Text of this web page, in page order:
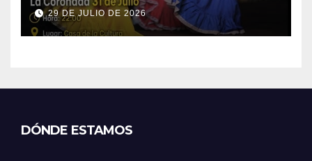
29 DE JULIO DE 2026
DÓNDE ESTAMOS